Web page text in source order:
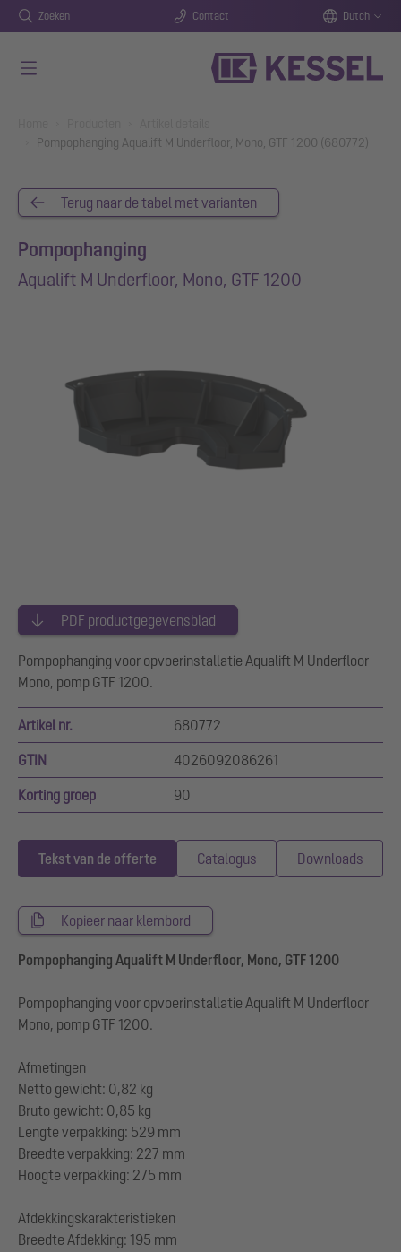
Zoeken Contact Dutch
Pompophanging Aqualift M Underfloor, Mono, GTF 1200 (680772)
Terug naar de tabel met varianten
Pompophanging
Aqualift M Underfloor, Mono, GTF 1200
PDF productgegevensblad
Pompophanging voor opvoerinstallatie Aqualift M Underfloor
Mono, pomp GTF 1200.
Artikel nr. 680772
GTIN 4026092086261
Korting groep 90
Tekst van de offerte Catalogus Downloads
Kopieer naar klembord
Pompophanging Aqualift M Underfloor, Mono, GTF 1200
Pompophanging voor opvoerinstallatie Aqualift M Underfloor
Mono, pomp GTF 1200.
Afmetingen
Netto gewicht: 0,82 kg
Bruto gewicht: 0,85 kg
Lengte verpakking: 529 mm
Breedte verpakking: 227 mm
Hoogte verpakking: 275 mm
Afdekkingskarakteristieken
Breedte Afdekking: 195 mm